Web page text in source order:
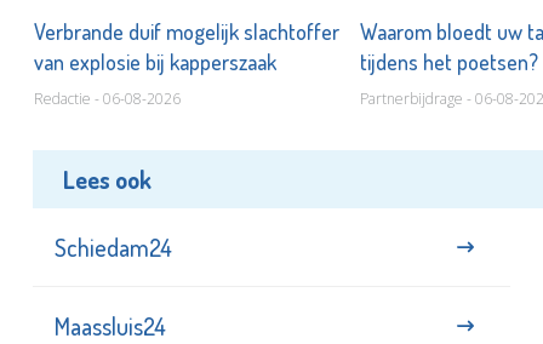
Verbrande duif mogelijk slachtoffer
van explosie bij kapperszaak
Redactie - 06-08-2026
Waarom bloedt uw
tijdens het poetsen?
Partnerbijdrage - 06-08-
Lees ook
Schiedam24
Maassluis24